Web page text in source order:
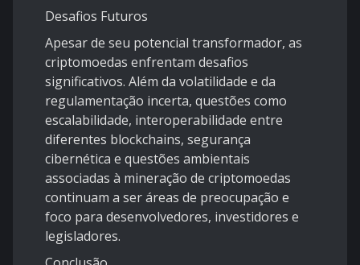
Desafios Futuros
Apesar de seu potencial transformador, as
criptomoedas enfrentam desafios
significativos. Além da volatilidade e da
regulamentação incerta, questões como
escalabilidade, interoperabilidade entre
diferentes blockchains, segurança
cibernética e questões ambientais
associadas à mineração de criptomoedas
continuam a ser áreas de preocupação e
foco para desenvolvedores, investidores e
legisladores.